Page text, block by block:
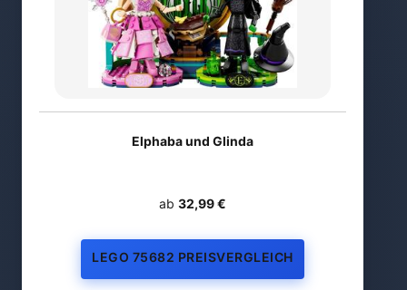
Elphaba und Glinda
ab 32,99 €
LEGO 75682 PREISVERGLEICH